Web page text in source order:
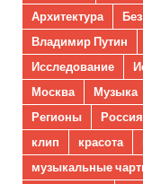
Архитектура
Владимир Путин
Исследование
Москва
Музыка
Регионы
Россия
клип
красота
музыкальные